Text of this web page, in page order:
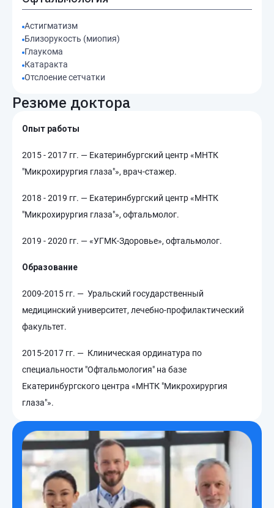
Астигматизм
Близорукость (миопия)
Глаукома
Катаракта
Отслоение сетчатки
Резюме доктора
Опыт работы
2015 - 2017 гг. — Екатеринбургский центр «МНТК
"Микрохирургия глаза"», врач-стажер.
2018 - 2019 гг. — Екатеринбургский центр «МНТК
"Микрохирургия глаза"», офтальмолог.
2019 - 2020 гг. — «УГМК-Здоровье», офтальмолог.
Образование
2009-2015 гг. — Уральский государственный
медицинский университет, лечебно-профилактический
факультет.
2015-2017 гг. — Клиническая ординатура по
специальности "Офтальмология" на базе
Екатеринбургского центра «МНТК "Микрохирургия
глаза"».